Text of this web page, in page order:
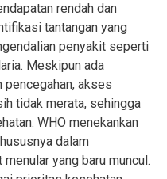
rendah dan
tantangan yang
penyakit seperti
Meskipun ada
pencegahan, akses
tidak merata, sehingga
WHO menekankan
dalam
yang baru muncul.